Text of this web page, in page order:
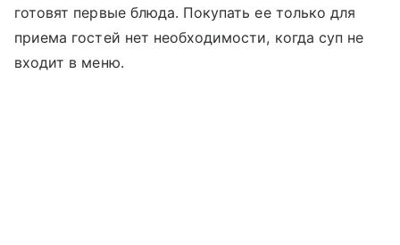
готовят первые блюда. Покупать ее только для
приема гостей нет необходимости, когда суп не
входит в меню.